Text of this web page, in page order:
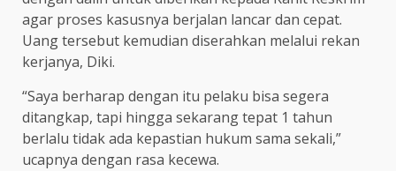
agar proses kasusnya berjalan lancar dan cepat.
Uang tersebut kemudian diserahkan melalui rekan
kerjanya, Diki.
“Saya berharap dengan itu pelaku bisa segera
ditangkap, tapi hingga sekarang tepat 1 tahun
berlalu tidak ada kepastian hukum sama sekali,”
ucapnya dengan rasa kecewa.